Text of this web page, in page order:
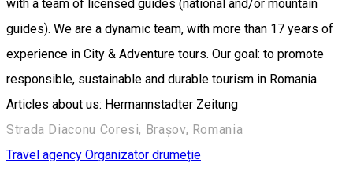
with a team of licensed guides (national and/or mountain
guides). We are a dynamic team, with more than 17 years of
experience in City & Adventure tours. Our goal: to promote
responsible, sustainable and durable tourism in Romania.
Articles about us: Hermannstadter Zeitung
Strada Diaconu Coresi, Brașov, Romania
Travel agency Organizator drumeție